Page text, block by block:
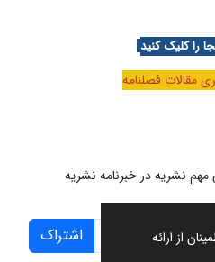
از ارائه
را کلیک کنید
مقالات فصلنامه
مهم نشریه در خبرنامه نشریه
اشتراک